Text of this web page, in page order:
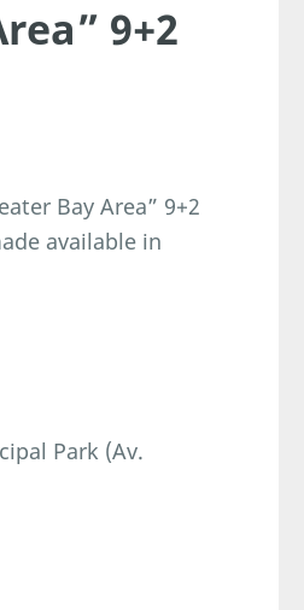
9+2
Bay Area” 9+2
available in
Park (Av.